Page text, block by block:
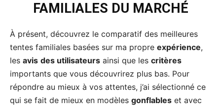
FAMILIALES DU MARCHÉ
À présent, découvrez le comparatif des meilleures
tentes familiales basées sur ma propre expérience,
les avis des utilisateurs ainsi que les critères
importants que vous découvrirez plus bas. Pour
répondre au mieux à vos attentes, j’ai sélectionné ce
qui se fait de mieux en modèles gonflables et avec